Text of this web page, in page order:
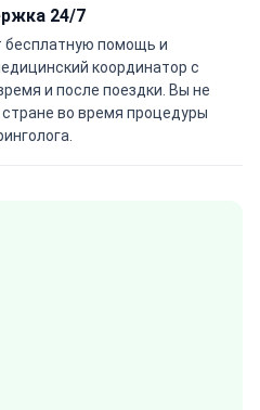
24/7
бесплатную помощь и
координатор с
и после поездки. Вы не
во время процедуры